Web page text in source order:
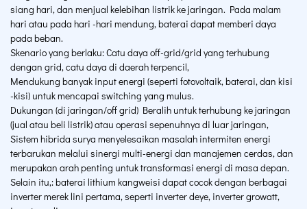
siang hari, dan menjual kelebihan listrik ke jaringan. Pada malam
hari atau pada hari -hari mendung, baterai dapat memberi daya
pada beban.
Skenario yang berlaku: Catu daya off-grid/grid yang terhubung
dengan grid, catu daya di daerah terpencil,
Mendukung banyak input energi (seperti fotovoltaik, baterai, dan kisi
-kisi) untuk mencapai switching yang mulus.
Dukungan (di jaringan/off grid) Beralih untuk terhubung ke jaringan
(jual atau beli listrik) atau operasi sepenuhnya di luar jaringan,
Sistem hibrida surya menyelesaikan masalah intermiten energi
terbarukan melalui sinergi multi-energi dan manajemen cerdas, dan
merupakan arah penting untuk transformasi energi di masa depan.
Selain itu,: baterai lithium kangweisi dapat cocok dengan berbagai
inverter merek lini pertama, seperti inverter deye, inverter growatt,